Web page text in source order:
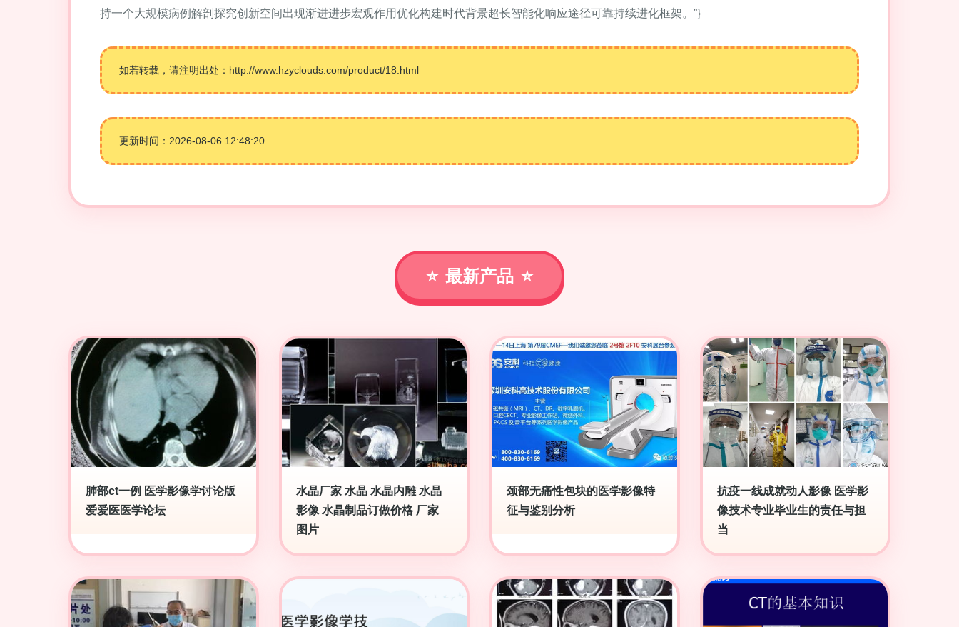
持一个大规模病例解剖探究创新空间出现渐进进步宏观作用优化构建时代背景超长智能化响应途径可靠持续进化框架。”}
如若转载，请注明出处：http://www.hzyclouds.com/product/18.html
更新时间：2026-08-06 12:48:20
最新产品
肺部ct一例 医学影像学讨论版
爱爱医医学论坛
水晶厂家 水晶 水晶内雕 水晶
影像 水晶制品订做价格 厂家
图片
颈部无痛性包块的医学影像特
征与鉴别分析
抗疫一线成就动人影像 医学影
像技术专业毕业生的责任与担
当